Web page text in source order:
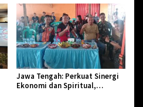
Jawa Tengah: Perkuat Sinergi
Ekonomi dan Spiritual,